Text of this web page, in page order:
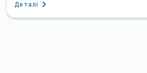
Деталі